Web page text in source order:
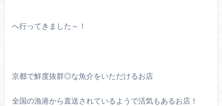
へ行ってきました～！
京都で鮮度抜群◎な魚介をいただけるお店
全国の漁港から直送されているようで活気もあるお店！